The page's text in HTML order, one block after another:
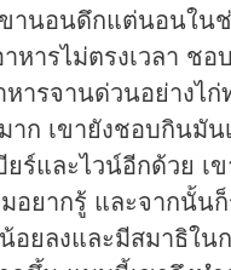
ขานอนดึกแต่นอนใน
หารไม่ตรงเวลา ช
หารจานด่วนอย่างไ
าก เขายังชอบกินมัน
ร์และไวน์อีกด้วย เ
มอยากรู้ และจากนั้น
อยลงและมีสมาธิใน